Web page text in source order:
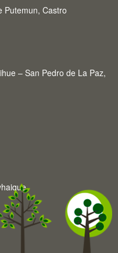
Putemun, Castro
– San Pedro de La Paz,